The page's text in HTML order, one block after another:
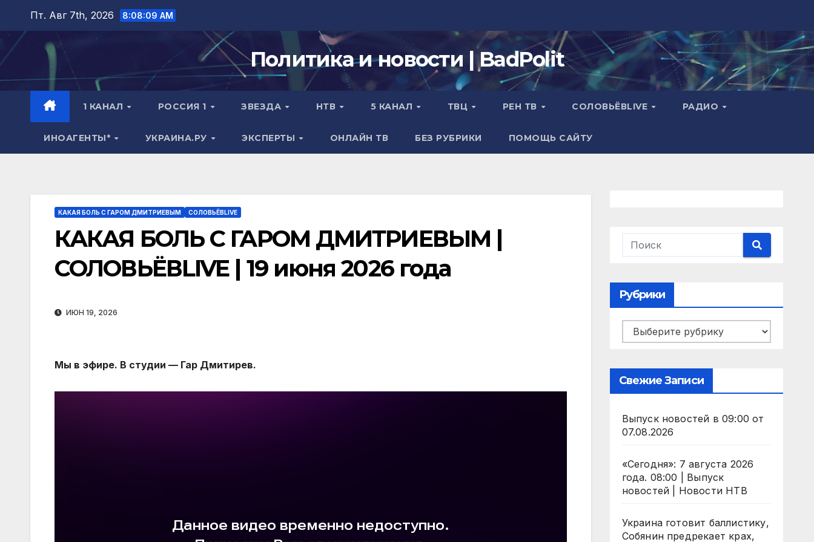
Перейти
содержимому
Пт. Авг 7th, 2026 8:08:10 AM
Политика и новости | BadPolit
1 КАНАЛ РОССИЯ 1 ЗВЕЗДА НТВ 5 КАНАЛ ТВЦ РЕН ТВ СОЛОВЬЁВLIVE РАДИО
ИНОАГЕНТЫ* УКРАИНА.РУ ЭКСПЕРТЫ ОНЛАЙН ТВ БЕЗ РУБРИКИ ПОМОЩЬ САЙТУ
КАКАЯ БОЛЬ С ГАРОМ ДМИТРИЕВЫМ СОЛОВЬЁВLIVE
КАКАЯ БОЛЬ С ГАРОМ ДМИТРИЕВЫМ |
СОЛОВЬЁВLIVE | 19 июня 2026 года
ИЮН 19, 2026
Мы в эфире. В студии — Гар Дмитирев.
Рубрики
Рубрики
Свежие Записи
Выпуск новостей в 09:00 от
07.08.2026
«Сегодня»: 7 августа 2026
года. 08:00 | Выпуск
новостей | Новости НТВ
Украина готовит баллистику,
Собянин предрекает крах,